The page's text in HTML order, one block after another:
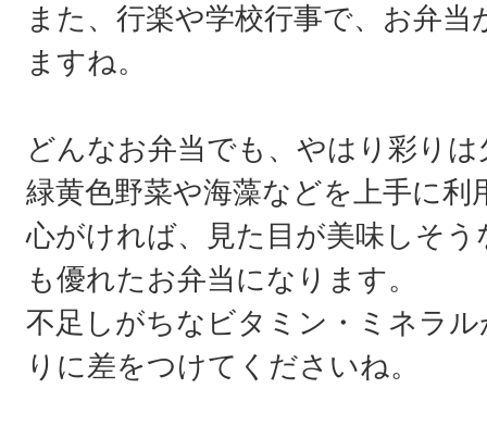
また、行楽や学校行事で、お弁
ますね。
どんなお弁当でも、やはり彩り
緑黄色野菜や海藻などを上手に利
心がければ、見た目が美味しそ
も優れたお弁当になります。
不足しがちなビタミン・ミネラ
りに差をつけてくださいね。